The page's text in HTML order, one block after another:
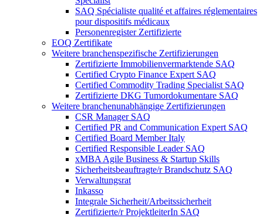
SAQ Spécialiste qualité et affaires réglementaires
pour dispositifs médicaux
Personenregister Zertifizierte
EOQ Zertifikate
Weitere branchenspezifische Zertifizierungen
Zertifizierte Immobilienvermarktende SAQ
Certified Crypto Finance Expert SAQ
Certified Commodity Trading Specialist SAQ
Zertifizierte DKG Tumordokumentare SAQ
Weitere branchenunabhängige Zertifizierungen
CSR Manager SAQ
Certified PR and Communication Expert SAQ
Certified Board Member Italy
Certified Responsible Leader SAQ
xMBA Agile Business & Startup Skills
Sicherheitsbeauftragte/​r Brandschutz SAQ
Verwaltungsrat
Inkasso
Integrale Sicherheit/Arbeitssicherheit
Zertifizierte/r ProjektleiterIn SAQ